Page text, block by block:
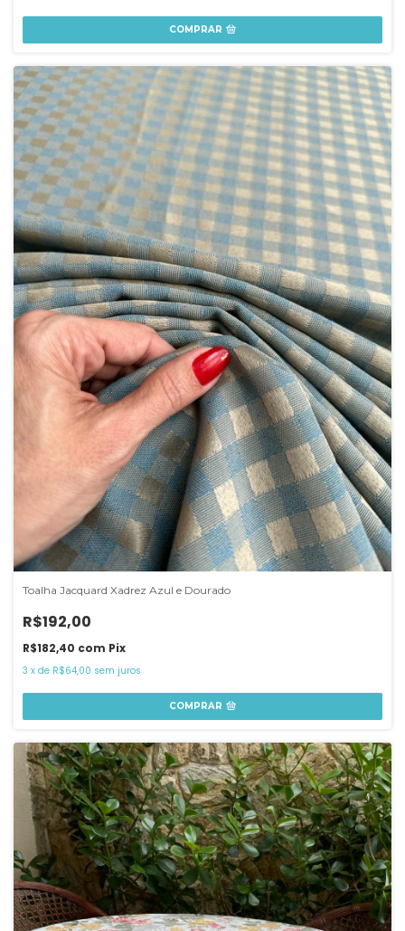
COMPRAR
Toalha Jacquard Xadrez Azul e Dourado
R$192,00
R$182,40 com Pix
3 x de R$64,00 sem juros
COMPRAR